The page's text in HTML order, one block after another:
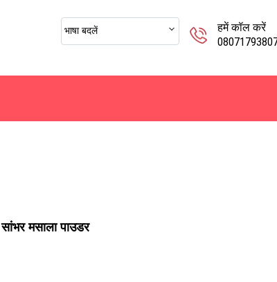
हमें कॉल करें
भाषा बदलें
सांभर मसाला पाउडर